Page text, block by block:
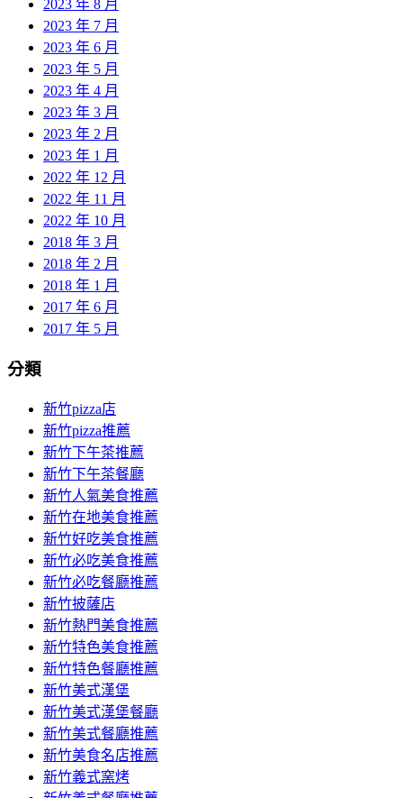
2023 年 8 月
2023 年 7 月
2023 年 6 月
2023 年 5 月
2023 年 4 月
2023 年 3 月
2023 年 2 月
2023 年 1 月
2022 年 12 月
2022 年 11 月
2022 年 10 月
2018 年 3 月
2018 年 2 月
2018 年 1 月
2017 年 6 月
2017 年 5 月
分類
新竹pizza店
新竹pizza推薦
新竹下午茶推薦
新竹下午茶餐廳
新竹人氣美食推薦
新竹在地美食推薦
新竹好吃美食推薦
新竹必吃美食推薦
新竹必吃餐廳推薦
新竹披薩店
新竹熱門美食推薦
新竹特色美食推薦
新竹特色餐廳推薦
新竹美式漢堡
新竹美式漢堡餐廳
新竹美式餐廳推薦
新竹美食名店推薦
新竹義式窯烤